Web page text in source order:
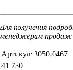
Для получения
менеджерам продаж
Артикул: 3050-0467
41 730